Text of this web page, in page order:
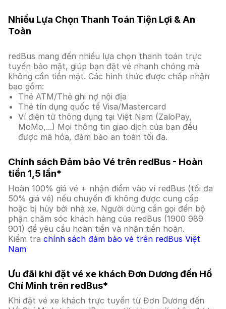
Nhiều Lựa Chọn Thanh Toán Tiện Lợi & An
Toàn
redBus mang đến nhiều lựa chọn thanh toán trực
tuyến bảo mật, giúp bạn đặt vé nhanh chóng mà
không cần tiền mặt. Các hình thức được chấp nhận
bao gồm:
Thẻ ATM/Thẻ ghi nợ nội địa
Thẻ tín dụng quốc tế Visa/Mastercard
Ví điện tử thông dụng tại Việt Nam (ZaloPay,
MoMo,...) Mọi thông tin giao dịch của bạn đều
được mã hóa, đảm bảo an toàn tối đa.
Chính sách Đảm bảo Vé trên redBus - Hoàn
tiền 1,5 lần*
Hoàn 100% giá vé + nhận điểm vào ví redBus (tối đa
50% giá vé) nếu chuyến đi không được cung cấp
hoặc bị hủy bởi nhà xe. Người dùng cần gọi đến bộ
phận chăm sóc khách hàng của redBus (1900 989
901) để yêu cầu hoàn tiền và nhận tiền hoàn.
Kiểm tra chính sách đảm bảo vé trên redBus Việt
Nam
Ưu đãi khi đặt vé xe khách Đơn Dương đến Hồ
Chí Minh trên redBus*
Khi đặt vé xe khách trực tuyến từ Đơn Dương đến